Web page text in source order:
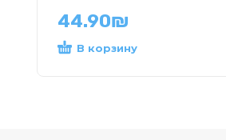
44.90₪
В корзину